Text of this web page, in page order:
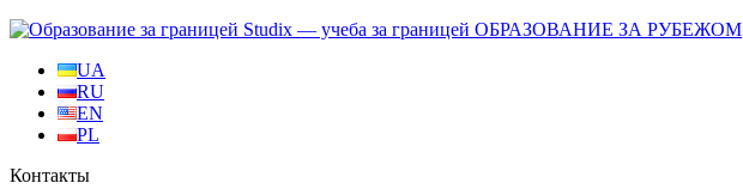
ОБРАЗОВАНИЕ ЗА РУБЕЖОМ
UA
RU
EN
PL
Контакты